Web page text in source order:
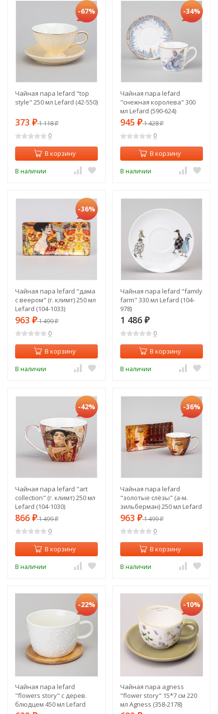
-67%
Чайная пара lefard "top
style" 250 мл Lefard (42-550)
373 ₽1 118₽
0
В корзину
В наличии
-34%
Чайная пара lefard
"снежная королева" 300
мл Lefard (590-624)
945 ₽1 428₽
0
В корзину
В наличии
-36%
Чайная пара lefard "дама
с веером" (г. климт) 250 мл
Lefard (104-1033)
963 ₽1 499₽
0
В корзину
В наличии
Чайная пара lefard "family
farm" 330 мл Lefard (104-
978)
1 486 ₽
0
В корзину
В наличии
-42%
Чайная пара lefard "art
collection" (г. климт) 250 мл
Lefard (104-1030)
866 ₽1 499₽
0
В корзину
В наличии
-36%
Чайная пара lefard
"золотые слёзы" (а-м.
зильберман) 250 мл Lefard
(104-1027)
963 ₽1 499₽
0
В корзину
В наличии
-22%
Чайная пара lefard
"flowers story" с дерев.
блюдцем 450 мл Lefard
-10%
Чайная пара agness
"flower story" 15*7 см 220
мл Agness (358-2178)